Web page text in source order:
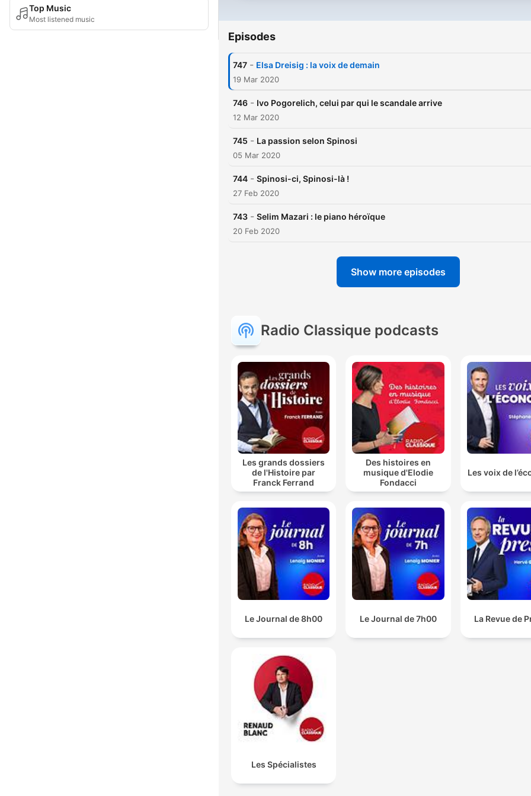
Top Music
Most listened music
Episodes
747 - Elsa Dreisig : la voix de demain
19 Mar 2020
746 - Ivo Pogorelich, celui par qui le scandale arrive
12 Mar 2020
745 - La passion selon Spinosi
05 Mar 2020
744 - Spinosi-ci, Spinosi-là !
27 Feb 2020
743 - Selim Mazari : le piano héroïque
20 Feb 2020
Show more episodes
Radio Classique podcasts
Les grands dossiers
de l'Histoire par
Franck Ferrand
Des histoires en
musique d'Elodie
Fondacci
Les voix de
Le Journal de 8h00 Le Journal de 7h00 La Revue de
Les Spécialistes